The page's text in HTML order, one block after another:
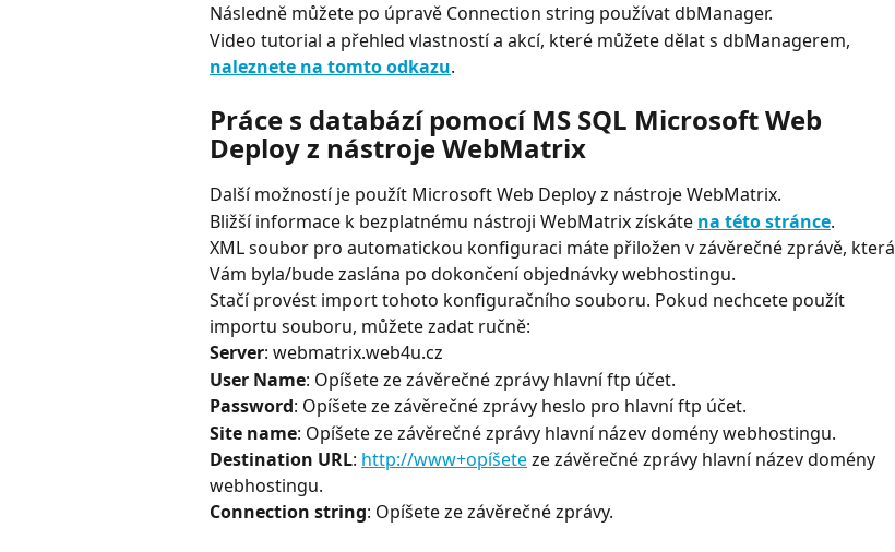
Následně můžete po úpravě Connection string používat dbManager.
Video tutorial a přehled vlastností a akcí, které můžete dělat s dbManagerem,
naleznete na tomto odkazu.
Práce s databází pomocí MS SQL Microsoft Web
Deploy z nástroje WebMatrix
Další možností je použít Microsoft Web Deploy z nástroje WebMatrix.
Bližší informace k bezplatnému nástroji WebMatrix získáte na této stránce.
XML soubor pro automatickou konfiguraci máte přiložen v závěrečné zprávě, která
Vám byla/bude zaslána po dokončení objednávky webhostingu.
Stačí provést import tohoto konfiguračního souboru. Pokud nechcete použít
importu souboru, můžete zadat ručně:
Server: webmatrix.web4u.cz
User Name: Opíšete ze závěrečné zprávy hlavní ftp účet.
Password: Opíšete ze závěrečné zprávy heslo pro hlavní ftp účet.
Site name: Opíšete ze závěrečné zprávy hlavní název domény webhostingu.
Destination URL: http://www+opíšete ze závěrečné zprávy hlavní název domény
webhostingu.
Connection string: Opíšete ze závěrečné zprávy.